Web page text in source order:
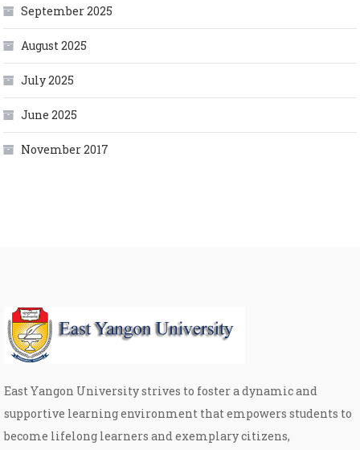
September 2025
August 2025
July 2025
June 2025
November 2017
East Yangon University strives to foster a dynamic and
supportive learning environment that empowers students to
become lifelong learners and exemplary citizens,